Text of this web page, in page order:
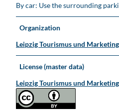
By car: Use the surrounding
Organization
Leipzig Tourismus und
License (master data)
Leipzig Tourismus und